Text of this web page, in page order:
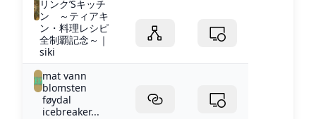
リンク’Sキッチ
ン ～ティアキ
ン・料理レシピ
全制覇記念～｜
siki
mat vann
blomsten
føydal
icebreaker...